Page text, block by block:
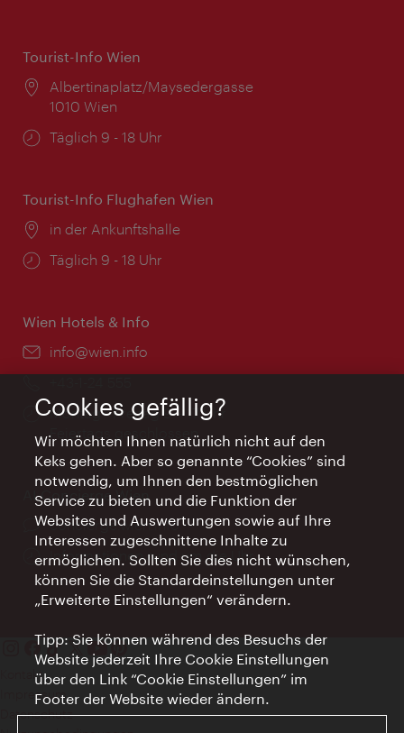
Tourist-Info Wien
Ort:
Albertinaplatz/Maysedergasse
1010 Wien
Öffnungszeiten:
Täglich 9 - 18 Uhr
Tourist-Info Flughafen Wien
Ort:
in der Ankunftshalle
Öffnungszeiten:
Täglich 9 - 18 Uhr
Wien Hotels & Info
Email:
info@wien.info
Öffnungszeiten:
Montag - Freitag 9 – 17 Uhr
Feiertags geschlossen
AI Concierge Wien
Ort:
concierge.wien.info
Öffnungszeiten:
Informationen rund um die Uhr
Kontakt
Impressum
Datenschutz
Cookies gefällig?
Wir möchten Ihnen natürlich nicht auf den
Keks gehen. Aber so genannte “Cookies” sind
notwendig, um Ihnen den bestmöglichen
Service zu bieten und die Funktion der
Websites und Auswertungen sowie auf Ihre
Interessen zugeschnittene Inhalte zu
ermöglichen. Sollten Sie dies nicht wünschen,
können Sie die Standardeinstellungen unter
„Erweiterte Einstellungen“ verändern.
Tipp: Sie können während des Besuchs der
Website jederzeit Ihre Cookie Einstellungen
über den Link “Cookie Einstellungen” im
Footer der Website wieder ändern.